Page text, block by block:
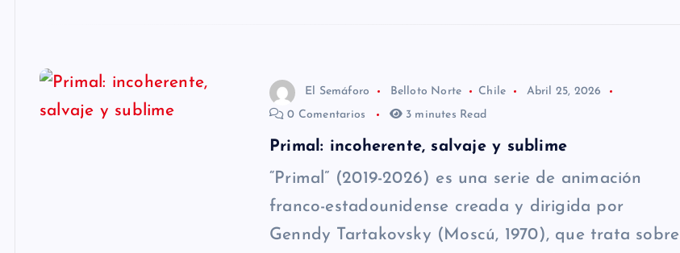
El Semáforo Belloto Norte Chile
Abril 25, 2026
0 Comentarios
3 minutes Read
Primal: incoherente, salvaje y sublime
“Primal” (2019-2026) es una serie de animación
franco-estadounidense creada y dirigida por
Genndy Tartakovsky (Moscú, 1970), que trata sobre